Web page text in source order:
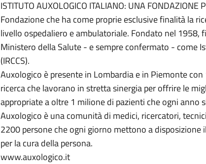
ISTITUTO AUXOLOGICO ITALIANO: UNA
Fondazione che ha come proprie esclusive finalità la
livello ospedaliero e ambulatoriale. Fondato nel
Ministero della Salute - e sempre confermato - come
(IRCCS).
Auxologico è presente in Lombardia e in Piemonte
ricerca che lavorano in stretta sinergia per offrire le
appropriate a oltre 1 milione di pazienti che ogni anno
Auxologico è una comunità di medici, ricercatori,
2200 persone che ogni giorno mettono a
per la cura della persona.
www.auxologico.it